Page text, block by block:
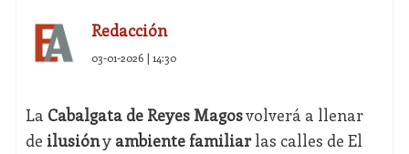
Redacción
03-01-2026 | 14:30
La Cabalgata de Reyes Magosvolverá a llenar
de ilusióny ambiente familiarlas calles de El